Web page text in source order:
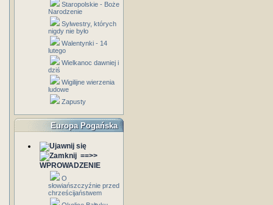
Staropolskie - Boże
Narodzenie
Sylwestry, których
nigdy nie było
Walentynki - 14
lutego
Wielkanoc dawniej i
dziś
Wigilijne wierzenia
ludowe
Zapusty
Europa Pogańska
==>>
WPROWADZENIE
O
słowiańszczyźnie przed
chrześcijaństwem